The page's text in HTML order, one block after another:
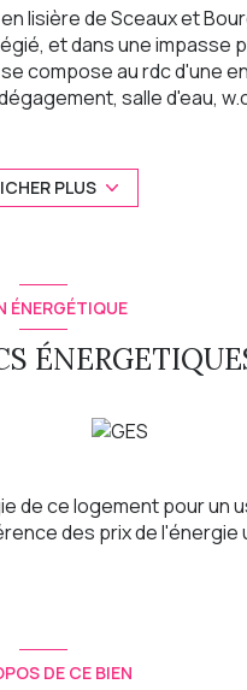
lisière de Sceaux et
et dans une impasse
se compose au rdc d'une
salle d'eau,
d'économie d'énergie
commodités (écoles,
PLUS
ÉNERGÉTIQUE
de ce logement pour un
des prix de
DE CE BIEN